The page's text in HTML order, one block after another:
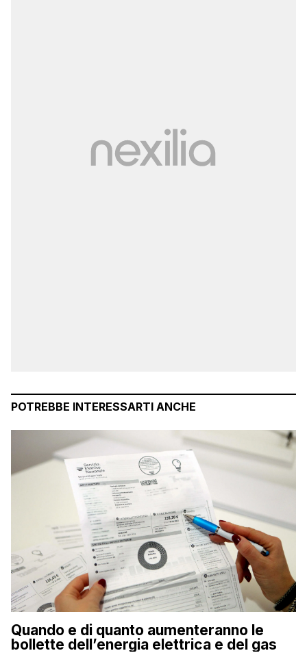
POTREBBE INTERESSARTI ANCHE
Quando e di quanto aumenteranno le
bollette dell’energia elettrica e del gas